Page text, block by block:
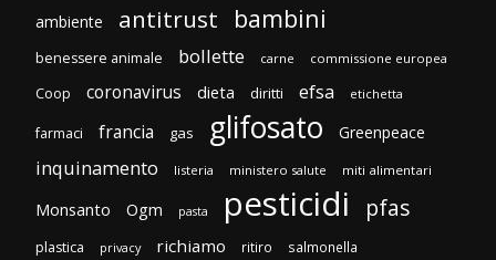
ambiente antitrust bambini
benessere animale bollette carne commissione europea
Coop coronavirus dieta diritti efsa etichetta
farmaci francia gas glifosato Greenpeace
inquinamento listeria ministero salute miti alimentari
Monsanto Ogm pasta pesticidi pfas
plastica privacy richiamo ritiro salmonella